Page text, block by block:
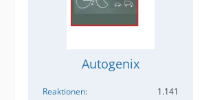
Autogenix
Reaktionen
1.141